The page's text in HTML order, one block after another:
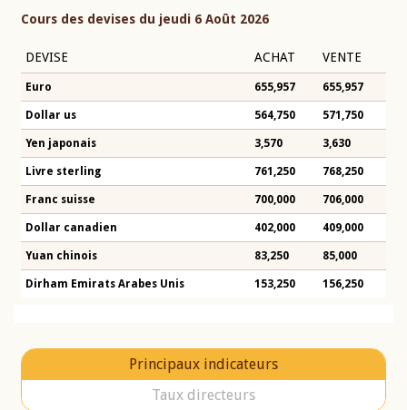
Cours des devises du jeudi 6 Août 2026
DEVISE ACHAT VENTE
Euro 655,957 655,957
Dollar us 564,750 571,750
Yen japonais 3,570 3,630
Livre sterling 761,250 768,250
Franc suisse 700,000 706,000
Dollar canadien 402,000 409,000
Yuan chinois 83,250 85,000
Dirham Emirats Arabes Unis 153,250 156,250
Principaux indicateurs
Taux directeurs